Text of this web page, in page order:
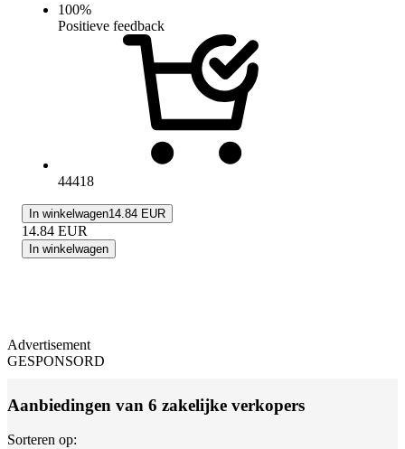
100%
Positieve feedback
44418
In winkelwagen14.84 EUR
14.84 EUR
In winkelwagen
Advertisement
GESPONSORD
Aanbiedingen van 6 zakelijke verkopers
Sorteren op: